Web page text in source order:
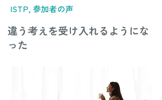
ISTP, 参加者の声
違う考えを受け入れるようにな
った